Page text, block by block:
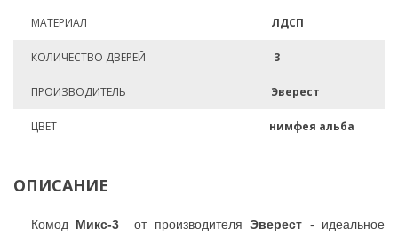
МАТЕРИАЛ ЛДСП
КОЛИЧЕСТВО ДВЕРЕЙ 3
ПРОИЗВОДИТЕЛЬ Эверест
ЦВЕТ нимфея альба
ОПИСАНИЕ
Комод Микс-3 от производителя Эверест - идеальное